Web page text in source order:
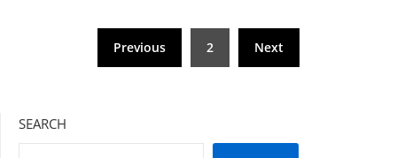
pagination
Previous 2 Next
SEARCH